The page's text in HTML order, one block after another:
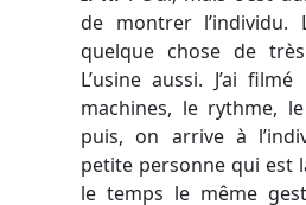
de montrer l’individu.
quelque chose de
L’usine aussi. J’ai
machines, le rythme,
puis, on arrive à
petite personne qui est
le temps le même